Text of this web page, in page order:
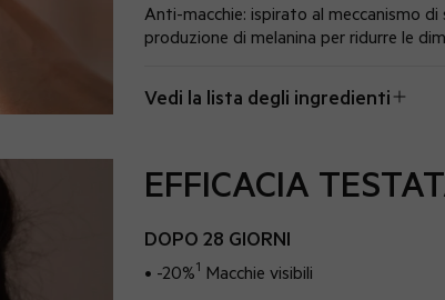
Anti-macchie: ispirato al meccanismo
produzione di melanina per ridurre le
Vedi la lista degli ingredienti
EFFICACIA
DOPO 28 GIORNI
• -20%1 Macchie visibili